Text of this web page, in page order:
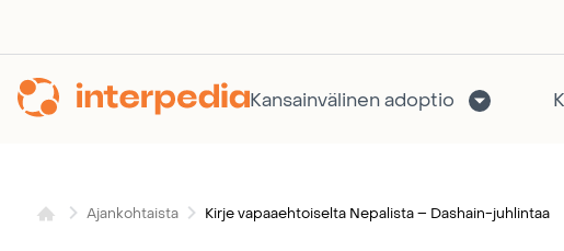
Kansainvälinen adoptio
Ajankohtaista Kirje vapaaehtoiselta Nepalista – Dashain-juhlintaa